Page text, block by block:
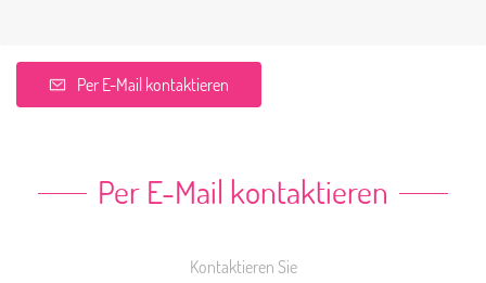
Per E-Mail kontaktieren
Per E-Mail kontaktieren
Kontaktieren Sie